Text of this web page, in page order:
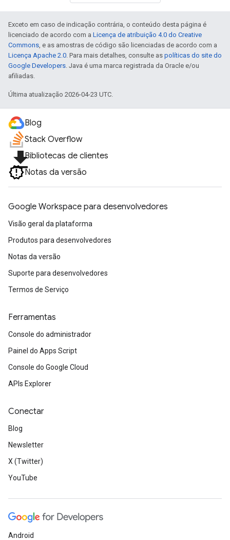
Exceto em caso de indicação contrária, o conteúdo desta página é
licenciado de acordo com a Licença de atribuição 4.0 do Creative
Commons, e as amostras de código são licenciadas de acordo com a
Licença Apache 2.0. Para mais detalhes, consulte as políticas do site do
Google Developers. Java é uma marca registrada da Oracle e/ou
afiliadas.
Última atualização 2026-04-23 UTC.
Blog
Stack Overflow
file_downloadBibliotecas de clientes
Notas da versão
Google Workspace para desenvolvedores
Visão geral da plataforma
Produtos para desenvolvedores
Notas da versão
Suporte para desenvolvedores
Termos de Serviço
Ferramentas
Console do administrador
Painel do Apps Script
Console do Google Cloud
APIs Explorer
Conectar
Blog
Newsletter
X (Twitter)
YouTube
Android